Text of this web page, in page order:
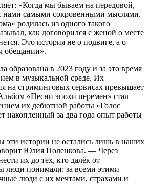
«Когда мы бываем на передовой,
с нами самыми сокровенными мыслями.
родилась из одного такого
как договорился с женой о месте
Это история не о подвиге, а о
обещании».
образована в 2023 году и за это время
в музыкальной среде. Их
на стриминговых сервисах превышает
«Песни эпохи перемен» стал
их дебютной работы «Голос
накопленный за два года опыт работы
эти истории не остались лишь в наших
Юлия Поленкова. — Через
их до тех, кто далёк от
люди понимали: за всеми этими
люди с их мечтами, страхами и